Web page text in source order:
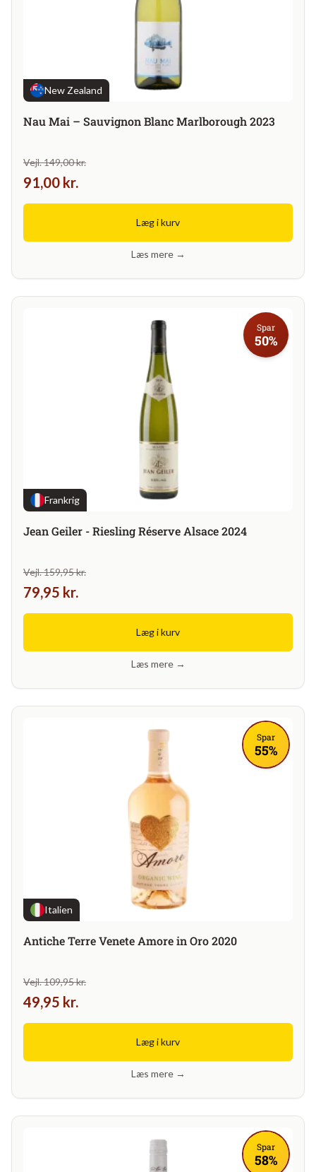
New Zealand
Nau Mai – Sauvignon Blanc Marlborough 2023
Vejl. 149,00 kr.
91,00 kr.
Læg i kurv
Læs mere →
Spar
50%
Frankrig
Jean Geiler - Riesling Réserve Alsace 2024
Vejl. 159,95 kr.
79,95 kr.
Læg i kurv
Læs mere →
Spar
55%
Italien
Antiche Terre Venete Amore in Oro 2020
Vejl. 109,95 kr.
49,95 kr.
Læg i kurv
Læs mere →
Spar
58%